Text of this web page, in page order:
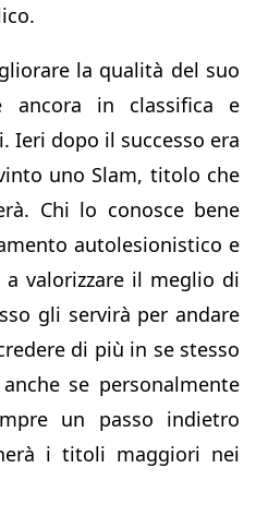
la qualità del suo
ancora in classifica e
dopo il successo era
uno Slam, titolo che
Chi lo conosce bene
autolesionistico e
valorizzare il meglio di
gli servirà per andare
di più in se stesso
se personalmente
un passo indietro
i titoli maggiori nei